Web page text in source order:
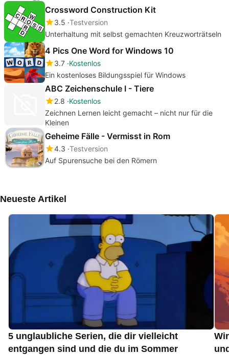
Crossword Construction Kit
3.5 Testversion
Unterhaltung mit selbst gemachten Kreuzworträtseln
4 Pics One Word for Windows 10
3.7 Kostenlos
Ein kostenloses Bildungsspiel für Windows
ABC Zeichenschule I - Tiere
2.8 Kostenlos
Zeichnen Lernen leicht gemacht – nicht nur für die
Kleinen
Geheime Fälle - Vermisst in Rom
4.3 Testversion
Auf Spurensuche bei den Römern
Neueste Artikel
5 unglaubliche Serien, die dir vielleicht
entgangen sind und die du im Sommer